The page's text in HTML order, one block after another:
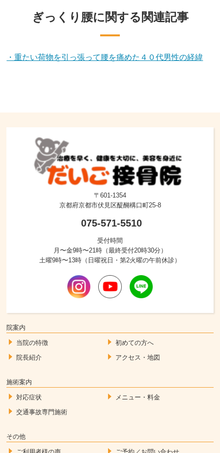
ぎっくり腰に関する関連記事
・重たい荷物を引っ張って腰を痛めた４０代男性の経緯
〒601-1354
京都府京都市伏見区醍醐構口町25-8
075-571-5510
受付時間
月〜金9時〜21時（最終受付20時30分）
土曜9時〜13時（日曜祝日・第2火曜の午前休診）
院案内
当院の特徴
初めての方へ
院長紹介
アクセス・地図
施術案内
対応症状
メニュー・料金
交通事故専門施術
その他